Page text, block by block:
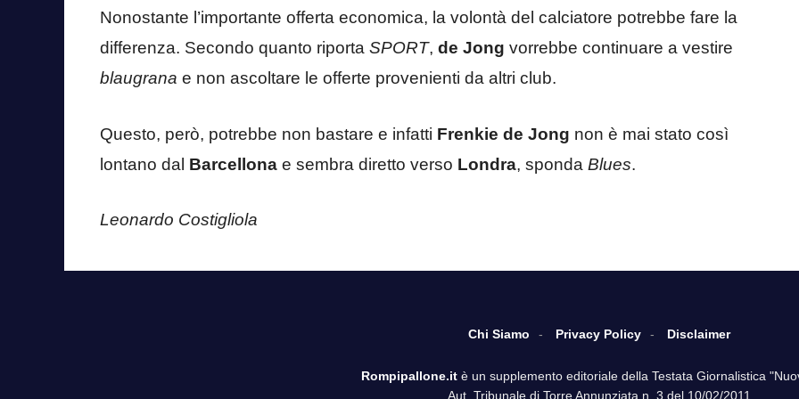
Nonostante l’importante offerta economica, la volontà del calciatore potrebbe fare la
differenza. Secondo quanto riporta SPORT, de Jong vorrebbe continuare a vestire
blaugrana e non ascoltare le offerte provenienti da altri club.
Questo, però, potrebbe non bastare e infatti Frenkie de Jong non è mai stato così
lontano dal Barcellona e sembra diretto verso Londra, sponda Blues.
Leonardo Costigliola
Chi Siamo Privacy Policy Disclaimer
Rompipallone.it è un supplemento editoriale della Testata Giornalistica
Aut. Tribunale di Torre Annunziata n. 3 del 10/02/2011